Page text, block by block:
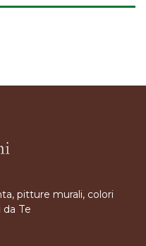
pitture murali, colori
Te